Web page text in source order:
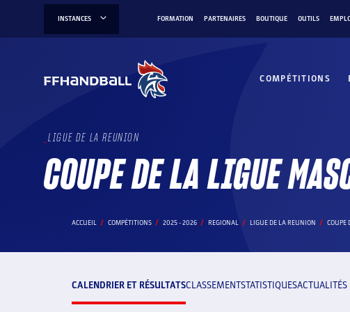
INSTANCES FORMATION PARTENAIRES BOUTIQUE OUTILS
COMPÉTITIONS
LIGUE DE LA REUNION
COUPE DE LA LIGUE
ACCUEIL COMPÉTITIONS 2025 - 2026 REGIONAL LIGUE DE LA REUNION COUPE
CALENDRIER ET RÉSULTATSCLASSEMENTSTATISTIQUESACTUALITÉS